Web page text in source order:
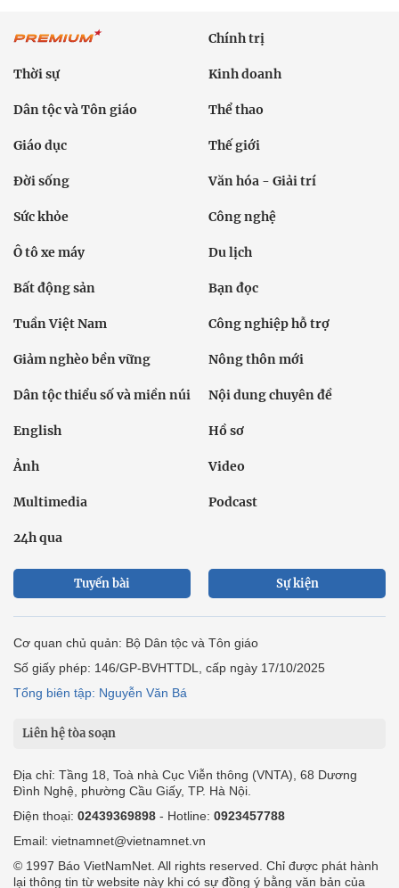
Chính trị
Thời sự Kinh doanh
Dân tộc và Tôn giáo Thể thao
Giáo dục Thế giới
Đời sống Văn hóa - Giải trí
Sức khỏe Công nghệ
Ô tô xe máy Du lịch
Bất động sản Bạn đọc
Tuần Việt Nam Công nghiệp hỗ trợ
Giảm nghèo bền vững Nông thôn mới
Dân tộc thiểu số và miền núi Nội dung chuyên đề
English Hồ sơ
Ảnh Video
Multimedia Podcast
24h qua
Tuyến bài Sự kiện
Cơ quan chủ quản: Bộ Dân tộc và Tôn giáo
Số giấy phép: 146/GP-BVHTTDL, cấp ngày 17/10/2025
Tổng biên tập: Nguyễn Văn Bá
Liên hệ tòa soạn
Địa chỉ: Tầng 18, Toà nhà Cục Viễn thông (VNTA), 68 Dương
Đình Nghệ, phường Cầu Giấy, TP. Hà Nội.
Điện thoại: 02439369898 - Hotline: 0923457788
Email: vietnamnet@vietnamnet.vn
© 1997 Báo VietNamNet. All rights reserved. Chỉ được phát hành
lại thông tin từ website này khi có sự đồng ý bằng văn bản của